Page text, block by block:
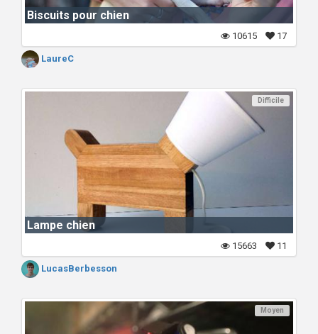
Biscuits pour chien
17
10615
LaureC
Difficile
Lampe chien
11
15663
LucasBerbesson
Moyen